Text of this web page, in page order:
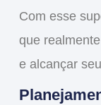
Com esse
que
e alcançar